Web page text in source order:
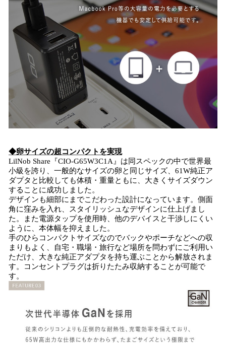
◆卵サイズの超コンパクトを実現
LilNob Share『CIO-G65W3C1A』は同スペックの中で世界最
小級を誇り、一般的なサイズの卵と同じサイズ、61W純正ア
ダプタと比較しても体積・重量ともに、大きくサイズダウン
することに成功しました。
デザインも細部にまでこだわった設計になっています。側面
角に窪みを入れ、スタイリッシュなデザインに仕上げまし
た。また電源タップを使用時、他のデバイスと干渉しにくい
ように、本体幅を抑えました。
手のひらコンパクトサイズなのでバックやポーチなどへの収
まりもよく、自宅・職場・旅行など場所を問わずにご利用い
ただけ、大きな純正アダプタを持ち運ぶことから解放されま
す。コンセントプラグは折りたたみ収納することが可能で
す。